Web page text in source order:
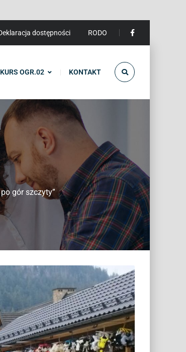
dostępności RODO
KURS OGR.02 KONTAKT
gór szczyty”